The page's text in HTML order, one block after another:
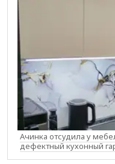
Ачинка отсудила у
дефектный кухонный